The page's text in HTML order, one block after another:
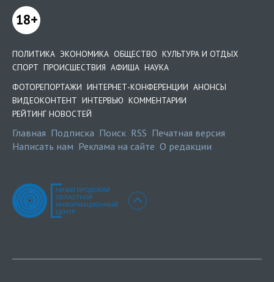
18+
ПОЛИТИКА ЭКОНОМИКА ОБЩЕСТВО КУЛЬТУРА И ОТДЫХ
СПОРТ ПРОИСШЕСТВИЯ АФИША НАУКА
ФОТОРЕПОРТАЖИ ИНТЕРНЕТ-КОНФЕРЕНЦИИ АНОНСЫ
ВИДЕОКОНТЕНТ ИНТЕРВЬЮ КОММЕНТАРИИ
РЕЙТИНГ НОВОСТЕЙ
Главная Подписка Поиск RSS Печатная версия
Написать нам Реклама на сайте О редакции